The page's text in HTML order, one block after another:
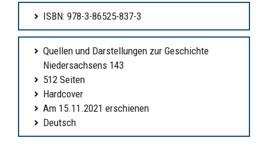
ISBN: 978-3-86525-837-3
Quellen und Darstellungen zur Geschichte
Niedersachsens 143
512 Seiten
Hardcover
Am 15.11.2021 erschienen
Deutsch